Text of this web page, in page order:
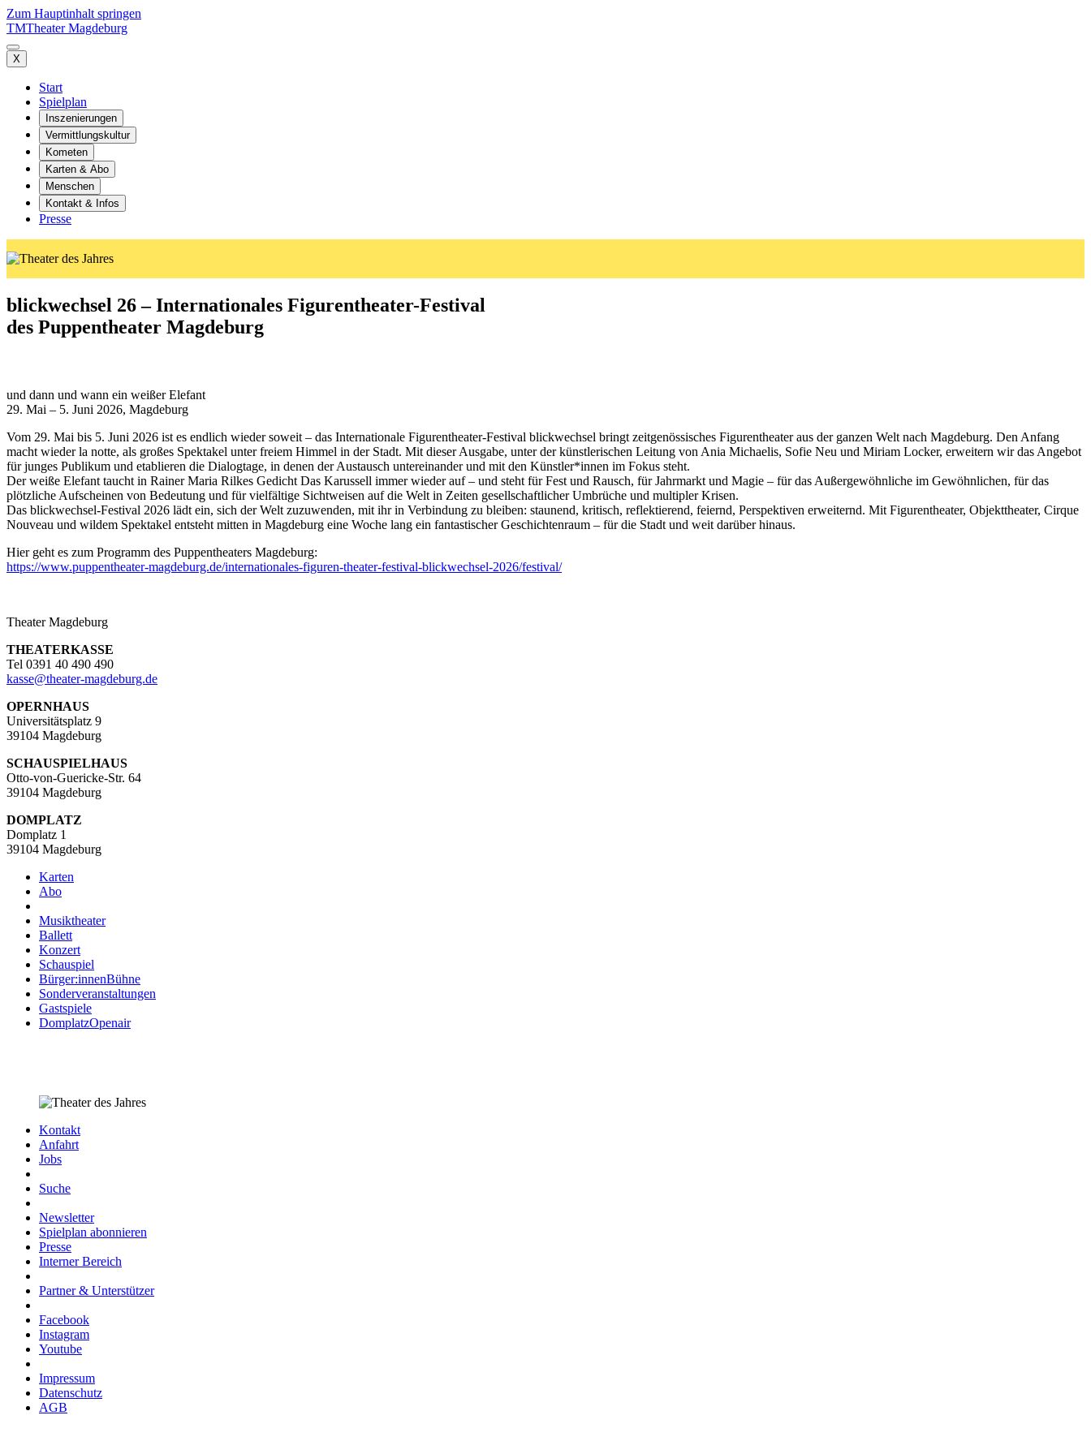
Zum Hauptinhalt springen
TMTheater Magdeburg
X
Start
Spielplan
Inszenierungen
Vermittlungskultur
Kometen
Karten & Abo
Menschen
Kontakt & Infos
Presse
blickwechsel 26 – Internationales Figurentheater-Festival
des Puppentheater Magdeburg
und dann und wann ein weißer Elefant
29. Mai – 5. Juni 2026, Magdeburg
Vom 29. Mai bis 5. Juni 2026 ist es endlich wieder soweit – das Internationale Figurentheater-Festival blickwechsel bringt zeitgenössisches Figurentheater aus der ganzen Welt nach Magdeburg. Den Anfang
macht wieder la notte, als großes Spektakel unter freiem Himmel in der Stadt. Mit dieser Ausgabe, unter der künstlerischen Leitung von Ania Michaelis, Sofie Neu und Miriam Locker, erweitern wir das Angebot
für junges Publikum und etablieren die Dialogtage, in denen der Austausch untereinander und mit den Künstler*innen im Fokus steht.
Der weiße Elefant taucht in Rainer Maria Rilkes Gedicht Das Karussell immer wieder auf – und steht für Fest und Rausch, für Jahrmarkt und Magie – für das Außergewöhnliche im Gewöhnlichen, für das
plötzliche Aufscheinen von Bedeutung und für vielfältige Sichtweisen auf die Welt in Zeiten gesellschaftlicher Umbrüche und multipler Krisen.
Das blickwechsel-Festival 2026 lädt ein, sich der Welt zuzuwenden, mit ihr in Verbindung zu bleiben: staunend, kritisch, reflektierend, feiernd, Perspektiven erweiternd. Mit Figurentheater, Objekttheater, Cirque
Nouveau und wildem Spektakel entsteht mitten in Magdeburg eine Woche lang ein fantastischer Geschichtenraum – für die Stadt und weit darüber hinaus.
Hier geht es zum Programm des Puppentheaters Magdeburg:
https://www.puppentheater-magdeburg.de/internationales-figuren-theater-festival-blickwechsel-2026/festival/
Theater Magdeburg
THEATERKASSE
Tel 0391 40 490 490
kasse@theater-magdeburg.de
OPERNHAUS
Universitätsplatz 9
39104 Magdeburg
SCHAUSPIELHAUS
Otto-von-Guericke-Str. 64
39104 Magdeburg
DOMPLATZ
Domplatz 1
39104 Magdeburg
Karten
Abo
Musiktheater
Ballett
Konzert
Schauspiel
Bürger:innenBühne
Sonderveranstaltungen
Gastspiele
DomplatzOpenair
Kontakt
Anfahrt
Jobs
Suche
Newsletter
Spielplan abonnieren
Presse
Interner Bereich
Partner & Unterstützer
Facebook
Instagram
Youtube
Impressum
Datenschutz
AGB